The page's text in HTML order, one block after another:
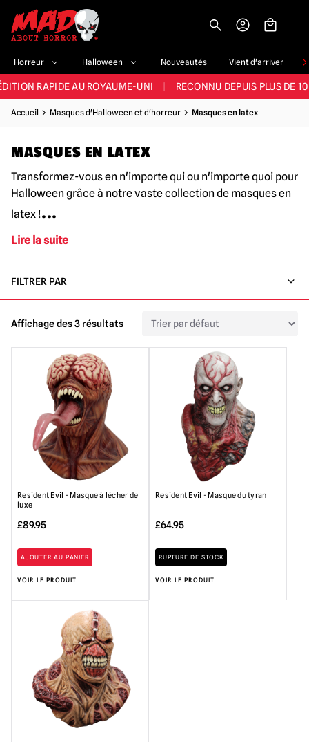
Horreur Halloween Nouveautés Vient d'arriver
ET LA MEILLEURE GAMME DU ROYAUME-UNI PLUS DE 60 000
RAPIDE AU ROYAUME-UNI RECONNU DEPUIS PLUS DE
NOUVEAUX PRODUITS DÉRIVÉS D'HORREUR CHAQUE SEMAINE
ET LA MEILLEURE GAMME DU ROYAUME-UNI
Accueil Masques d'Halloween et d'horreur Masques en latex
MASQUES EN LATEX
Transformez-vous en n'importe qui ou n'importe quoi pour
Halloween grâce à notre vaste collection de masques en
latex !...
Lire la suite
FILTRER PAR
Affichage des 3 résultats
Resident Evil - Masque à lécher de
luxe
£89.95
AJOUTER AU PANIER
VOIR LE PRODUIT
Resident Evil - Masque du tyran
£64.95
RUPTURE DE STOCK
VOIR LE PRODUIT